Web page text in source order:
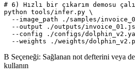
# 6) Hızlı bir çıkarım demosu
python tools/infer.py \
--image_path ./samples/
--output ./outputs/
--config ./configs/
B Seçeneği: Sağlanan not defterini veya
kullanın